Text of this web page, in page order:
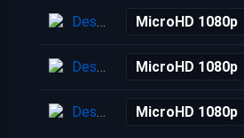
Descarga MicroHD 1080p
Descarga MicroHD 1080p
Descarga MicroHD 1080p